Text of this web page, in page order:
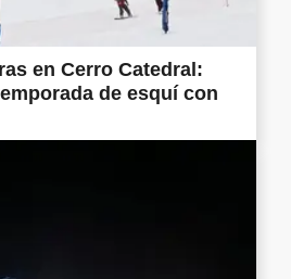
en Cerro Catedral:
de esquí con